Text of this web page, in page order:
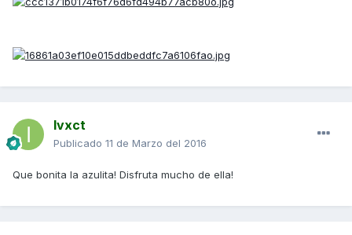
Ivxct
Publicado 11 de Marzo del 2016
Que bonita la azulita! Disfruta mucho de ella!